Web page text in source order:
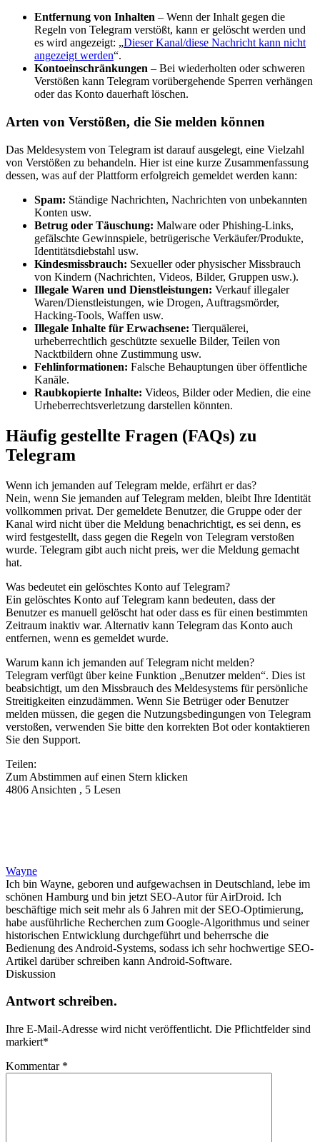
Entfernung von Inhalten – Wenn der Inhalt gegen die
Regeln von Telegram verstößt, kann er gelöscht werden und
es wird angezeigt: „Dieser Kanal/diese Nachricht kann nicht
angezeigt werden“.
Kontoeinschränkungen – Bei wiederholten oder schweren
Verstößen kann Telegram vorübergehende Sperren verhängen
oder das Konto dauerhaft löschen.
Arten von Verstößen, die Sie melden können
Das Meldesystem von Telegram ist darauf ausgelegt, eine Vielzahl
von Verstößen zu behandeln. Hier ist eine kurze Zusammenfassung
dessen, was auf der Plattform erfolgreich gemeldet werden kann:
Spam: Ständige Nachrichten, Nachrichten von unbekannten
Konten usw.
Betrug oder Täuschung: Malware oder Phishing-Links,
gefälschte Gewinnspiele, betrügerische Verkäufer/Produkte,
Identitätsdiebstahl usw.
Kindesmissbrauch: Sexueller oder physischer Missbrauch
von Kindern (Nachrichten, Videos, Bilder, Gruppen usw.).
Illegale Waren und Dienstleistungen: Verkauf illegaler
Waren/Dienstleistungen, wie Drogen, Auftragsmörder,
Hacking-Tools, Waffen usw.
Illegale Inhalte für Erwachsene: Tierquälerei,
urheberrechtlich geschützte sexuelle Bilder, Teilen von
Nacktbildern ohne Zustimmung usw.
Fehlinformationen: Falsche Behauptungen über öffentliche
Kanäle.
Raubkopierte Inhalte: Videos, Bilder oder Medien, die eine
Urheberrechtsverletzung darstellen könnten.
Häufig gestellte Fragen (FAQs) zu
Telegram
Wenn ich jemanden auf Telegram melde, erfährt er das?
Nein, wenn Sie jemanden auf Telegram melden, bleibt Ihre Identität
vollkommen privat. Der gemeldete Benutzer, die Gruppe oder der
Kanal wird nicht über die Meldung benachrichtigt, es sei denn, es
wird festgestellt, dass gegen die Regeln von Telegram verstoßen
wurde. Telegram gibt auch nicht preis, wer die Meldung gemacht
hat.
Was bedeutet ein gelöschtes Konto auf Telegram?
Ein gelöschtes Konto auf Telegram kann bedeuten, dass der
Benutzer es manuell gelöscht hat oder dass es für einen bestimmten
Zeitraum inaktiv war. Alternativ kann Telegram das Konto auch
entfernen, wenn es gemeldet wurde.
Warum kann ich jemanden auf Telegram nicht melden?
Telegram verfügt über keine Funktion „Benutzer melden“. Dies ist
beabsichtigt, um den Missbrauch des Meldesystems für persönliche
Streitigkeiten einzudämmen. Wenn Sie Betrüger oder Benutzer
melden müssen, die gegen die Nutzungsbedingungen von Telegram
verstoßen, verwenden Sie bitte den korrekten Bot oder kontaktieren
Sie den Support.
Teilen:
Zum Abstimmen auf einen Stern klicken
4806 Ansichten , 5 Lesen
Wayne
Ich bin Wayne, geboren und aufgewachsen in Deutschland, lebe im
schönen Hamburg und bin jetzt SEO-Autor für AirDroid. Ich
beschäftige mich seit mehr als 6 Jahren mit der SEO-Optimierung,
habe ausführliche Recherchen zum Google-Algorithmus und seiner
historischen Entwicklung durchgeführt und beherrsche die
Bedienung des Android-Systems, sodass ich sehr hochwertige SEO-
Artikel darüber schreiben kann Android-Software.
Diskussion
Antwort schreiben.
Ihre E-Mail-Adresse wird nicht veröffentlicht. Die Pflichtfelder sind
markiert*
Kommentar *